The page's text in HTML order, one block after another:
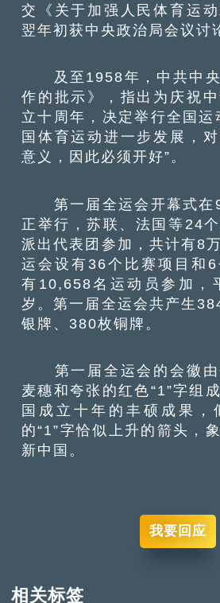
交《关于加强人民体育运动
翌年初获中央政治局会议讨
及至1958年，中共中央
作的批示》，指出为庆祝
立十周年，决定举行全国运
国体育运动进一步发展，
意义，因此必须开好”。
第一届全运会开幕式在
正举行，苏联、法国等24
派出代表团参加，共计有8
运会设有36个比赛项目和
有10,658名运动员参加，
岁。第一届全运会共产生
银牌、380枚铜牌。
第一届全运会的会徽由
麦穗和夸张的红色“1”字组
国成立十年的丰硕成果，
的“1”字恰似上升的箭头，
新中国。
我要回应
相关标签